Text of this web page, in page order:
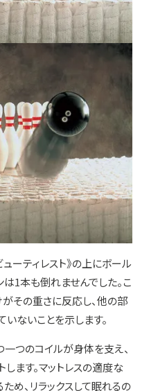
ーティレスト》の上にボール
1本も倒れませんでした。こ
その重さに反応し、他の部
ないことを示します。
一つのコイルが身体を支え、
ます。マットレスの適度な
め、リラックスして眠れるの